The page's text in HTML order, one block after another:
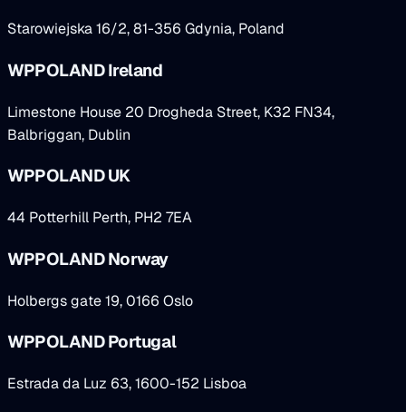
Starowiejska 16/2, 81-356 Gdynia, Poland
WPPOLAND Ireland
Limestone House 20 Drogheda Street, K32 FN34,
Balbriggan, Dublin
WPPOLAND UK
44 Potterhill Perth, PH2 7EA
WPPOLAND Norway
Holbergs gate 19, 0166 Oslo
WPPOLAND Portugal
Estrada da Luz 63, 1600-152 Lisboa